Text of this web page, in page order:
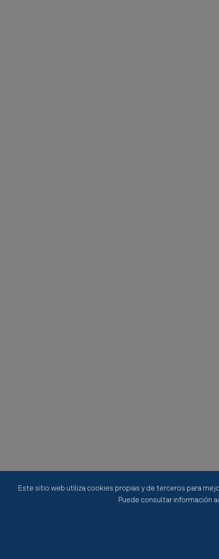
Este sitio web utiliza cookies propias y de terceros para
Puede consultar información